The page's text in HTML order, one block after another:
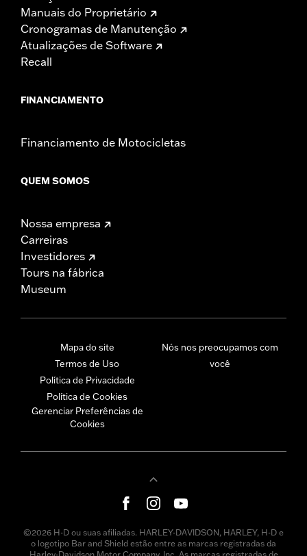
Manuais do Proprietário
Cronogramas de Manutenção
Atualizações de Software
Recall
FINANCIAMENTO
Financiamento de Motocicletas
QUEM SOMOS
Nossa empresa
Carreiras
Investidores
Tours na fábrica
Museum
Mapa do site
Termos de Uso
Política de Privacidade
Política de Cookies
Gerenciar Preferências de
Cookies
Nós nos preocupamos com
você
©2026 H-D ou suas afiliadas. HARLEY-DAVIDSON, HARLEY, H-D e
o logotipo Bar and Shield estão entre as marcas registradas da